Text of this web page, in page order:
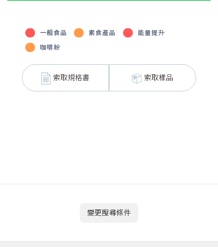
一般食品 素食產品 能量提升
咖啡粉
索取規格書 索取樣品
變更搜尋條件